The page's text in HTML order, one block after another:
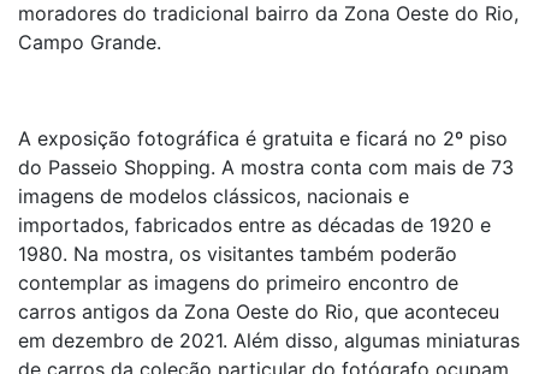
moradores do tradicional bairro da Zona Oeste do Rio,
Campo Grande.
A exposição fotográfica é gratuita e ficará no 2º piso
do Passeio Shopping. A mostra conta com mais de 73
imagens de modelos clássicos, nacionais e
importados, fabricados entre as décadas de 1920 e
1980. Na mostra, os visitantes também poderão
contemplar as imagens do primeiro encontro de
carros antigos da Zona Oeste do Rio, que aconteceu
em dezembro de 2021. Além disso, algumas miniaturas
de carros da coleção particular do fotógrafo ocupam